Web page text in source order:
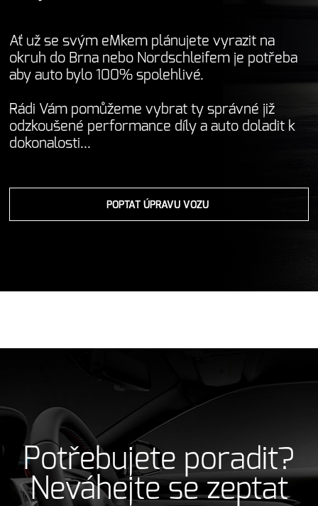
Ať už se svým eMkem plánujete vyrazit na
okruh do Brna nebo Nordschleifem je potřeba
aby auto bylo 100% spolehlivé.
Rádi Vám pomůžeme vybrat ty správné již
odzkoušené performance díly a auto doladit k
dokonalosti...
POPTAT ÚPRAVU VOZU
Potřebujete poradit?
Neváhejte se zeptat